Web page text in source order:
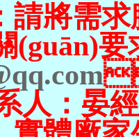
請將需求
(guān)
人：晏